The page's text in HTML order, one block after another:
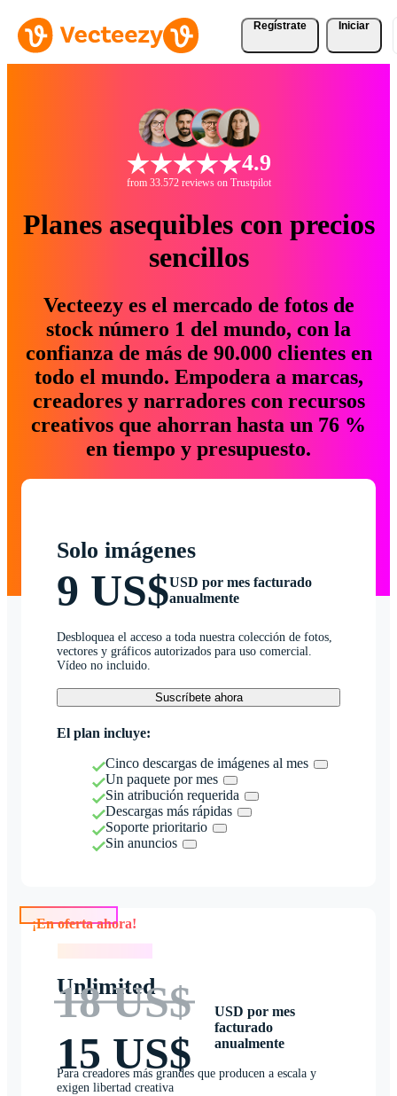
Regístrate Iniciar
4.9
from 33.572 reviews on Trustpilot
Planes asequibles con precios
sencillos
Vecteezy es el mercado de fotos de
stock número 1 del mundo, con la
confianza de más de 90.000 clientes en
todo el mundo. Empodera a marcas,
creadores y narradores con recursos
creativos que ahorran hasta un 76 %
en tiempo y presupuesto.
Solo imágenes
9 US$USD por mes facturado
anualmente
Desbloquea el acceso a toda nuestra colección de fotos,
vectores y gráficos autorizados para uso comercial.
Vídeo no incluido.
Suscríbete ahora
El plan incluye:
Cinco descargas de imágenes al mes
Un paquete por mes
Sin atribución requerida
Descargas más rápidas
Soporte prioritario
Sin anuncios
Unlimited
18 US$
15 US$
USD por mes
facturado
anualmente
Para creadores más grandes que producen a escala y
exigen libertad creativa